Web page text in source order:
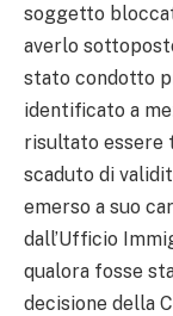
soggetto
averlo
stato condotto
identificato a
risultato essere
scaduto di
emerso a suo
dall’Ufficio
qualora fosse
decisione della